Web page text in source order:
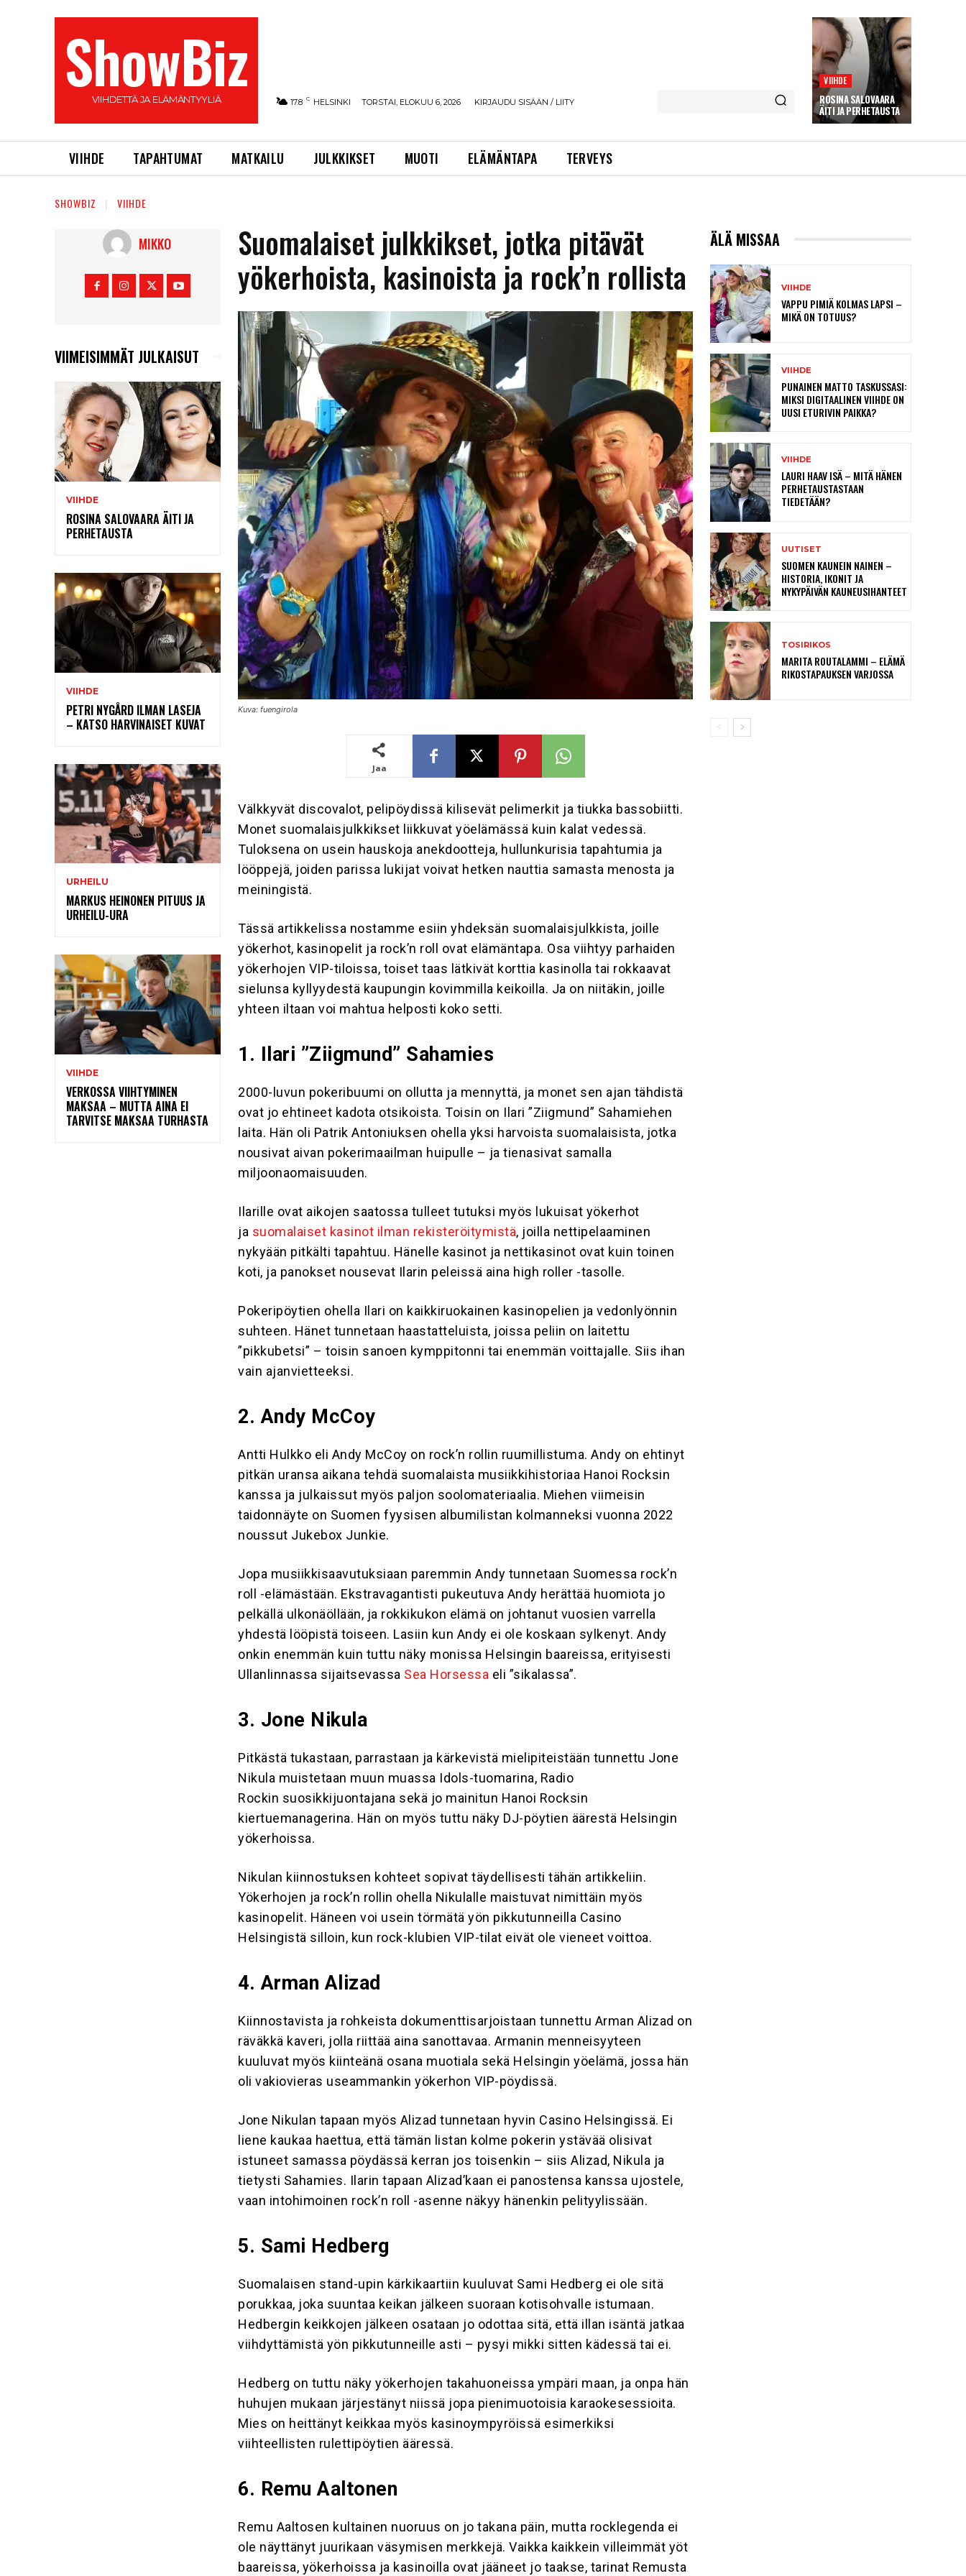
ShowBiz
VIIHDETTÄ JA ELÄMÄNTYYLIÄ 17.8 C HELSINKI TORSTAI, ELOKUU 6, 2026 KIRJAUDU SISÄÄN / LIITY
VIIHDE
ROSINA SALOVAARA
ÄITI JA PERHETAUSTA
VIIHDE TAPAHTUMAT MATKAILU JULKKIKSET MUOTI ELÄMÄNTAPA TERVEYS
SHOWBIZ VIIHDE
MIKKO
VIIMEISIMMÄT JULKAISUT
VIIHDE
ROSINA SALOVAARA ÄITI JA
PERHETAUSTA
VIIHDE
PETRI NYGÅRD ILMAN LASEJA
– KATSO HARVINAISET KUVAT
URHEILU
MARKUS HEINONEN PITUUS JA
URHEILU-URA
VIIHDE
VERKOSSA VIIHTYMINEN
MAKSAA – MUTTA AINA EI
TARVITSE MAKSAA TURHASTA
Suomalaiset julkkikset, jotka pitävät
yökerhoista, kasinoista ja rock’n rollista
Kuva: fuengirola
Jaa
Välkkyvät discovalot, pelipöydissä kilisevät pelimerkit ja tiukka bassobiitti.
Monet suomalaisjulkkikset liikkuvat yöelämässä kuin kalat vedessä.
Tuloksena on usein hauskoja anekdootteja, hullunkurisia tapahtumia ja
lööppejä, joiden parissa lukijat voivat hetken nauttia samasta menosta ja
meiningistä.
Tässä artikkelissa nostamme esiin yhdeksän suomalaisjulkkista, joille
yökerhot, kasinopelit ja rock’n roll ovat elämäntapa. Osa viihtyy parhaiden
yökerhojen VIP-tiloissa, toiset taas lätkivät korttia kasinolla tai rokkaavat
sielunsa kyllyydestä kaupungin kovimmilla keikoilla. Ja on niitäkin, joille
yhteen iltaan voi mahtua helposti koko setti.
1. Ilari ”Ziigmund” Sahamies
2000-luvun pokeribuumi on ollutta ja mennyttä, ja monet sen ajan tähdistä
ovat jo ehtineet kadota otsikoista. Toisin on Ilari ”Ziigmund” Sahamiehen
laita. Hän oli Patrik Antoniuksen ohella yksi harvoista suomalaisista, jotka
nousivat aivan pokerimaailman huipulle – ja tienasivat samalla
miljoonaomaisuuden.
Ilarille ovat aikojen saatossa tulleet tutuksi myös lukuisat yökerhot
ja suomalaiset kasinot ilman rekisteröitymistä, joilla nettipelaaminen
nykyään pitkälti tapahtuu. Hänelle kasinot ja nettikasinot ovat kuin toinen
koti, ja panokset nousevat Ilarin peleissä aina high roller -tasolle.
Pokeripöytien ohella Ilari on kaikkiruokainen kasinopelien ja vedonlyönnin
suhteen. Hänet tunnetaan haastatteluista, joissa peliin on laitettu
”pikkubetsi” – toisin sanoen kymppitonni tai enemmän voittajalle. Siis ihan
vain ajanvietteeksi.
2. Andy McCoy
Antti Hulkko eli Andy McCoy on rock’n rollin ruumillistuma. Andy on ehtinyt
pitkän uransa aikana tehdä suomalaista musiikkihistoriaa Hanoi Rocksin
kanssa ja julkaissut myös paljon soolomateriaalia. Miehen viimeisin
taidonnäyte on Suomen fyysisen albumilistan kolmanneksi vuonna 2022
noussut Jukebox Junkie.
Jopa musiikkisaavutuksiaan paremmin Andy tunnetaan Suomessa rock’n
roll -elämästään. Ekstravagantisti pukeutuva Andy herättää huomiota jo
pelkällä ulkonäöllään, ja rokkikukon elämä on johtanut vuosien varrella
yhdestä lööpistä toiseen. Lasiin kun Andy ei ole koskaan sylkenyt. Andy
onkin enemmän kuin tuttu näky monissa Helsingin baareissa, erityisesti
Ullanlinnassa sijaitsevassa Sea Horsessa eli ”sikalassa”.
3. Jone Nikula
Pitkästä tukastaan, parrastaan ja kärkevistä mielipiteistään tunnettu Jone
Nikula muistetaan muun muassa Idols-tuomarina, Radio
Rockin suosikkijuontajana sekä jo mainitun Hanoi Rocksin
kiertuemanagerina. Hän on myös tuttu näky DJ-pöytien äärestä Helsingin
yökerhoissa.
Nikulan kiinnostuksen kohteet sopivat täydellisesti tähän artikkeliin.
Yökerhojen ja rock’n rollin ohella Nikulalle maistuvat nimittäin myös
kasinopelit. Häneen voi usein törmätä yön pikkutunneilla Casino
Helsingistä silloin, kun rock-klubien VIP-tilat eivät ole vieneet voittoa.
4. Arman Alizad
Kiinnostavista ja rohkeista dokumenttisarjoistaan tunnettu Arman Alizad on
räväkkä kaveri, jolla riittää aina sanottavaa. Armanin menneisyyteen
kuuluvat myös kiinteänä osana muotiala sekä Helsingin yöelämä, jossa hän
oli vakiovieras useammankin yökerhon VIP-pöydissä.
Jone Nikulan tapaan myös Alizad tunnetaan hyvin Casino Helsingissä. Ei
liene kaukaa haettua, että tämän listan kolme pokerin ystävää olisivat
istuneet samassa pöydässä kerran jos toisenkin – siis Alizad, Nikula ja
tietysti Sahamies. Ilarin tapaan Alizad’kaan ei panostensa kanssa ujostele,
vaan intohimoinen rock’n roll -asenne näkyy hänenkin pelityylissään.
5. Sami Hedberg
Suomalaisen stand-upin kärkikaartiin kuuluvat Sami Hedberg ei ole sitä
porukkaa, joka suuntaa keikan jälkeen suoraan kotisohvalle istumaan.
Hedbergin keikkojen jälkeen osataan jo odottaa sitä, että illan isäntä jatkaa
viihdyttämistä yön pikkutunneille asti – pysyi mikki sitten kädessä tai ei.
Hedberg on tuttu näky yökerhojen takahuoneissa ympäri maan, ja onpa hän
huhujen mukaan järjestänyt niissä jopa pienimuotoisia karaokesessioita.
Mies on heittänyt keikkaa myös kasinoympyröissä esimerkiksi
viihteellisten rulettipöytien ääressä.
6. Remu Aaltonen
Remu Aaltosen kultainen nuoruus on jo takana päin, mutta rocklegenda ei
ole näyttänyt juurikaan väsymisen merkkejä. Vaikka kaikkein villeimmät yöt
baareissa, yökerhoissa ja kasinoilla ovat jääneet jo taakse, tarinat Remusta
ÄLÄ MISSAA
VIIHDE
VAPPU PIMIÄ KOLMAS LAPSI –
MIKÄ ON TOTUUS?
VIIHDE
PUNAINEN MATTO TASKUSSASI:
MIKSI DIGITAALINEN VIIHDE ON
UUSI ETURIVIN PAIKKA?
VIIHDE
LAURI HAAV ISÄ – MITÄ HÄNEN
PERHETAUSTASTAAN
TIEDETÄÄN?
UUTISET
SUOMEN KAUNEIN NAINEN –
HISTORIA, IKONIT JA
NYKYPÄIVÄN KAUNEUSIHANTEET
TOSIRIKOS
MARITA ROUTALAMMI – ELÄMÄ
RIKOSTAPAUKSEN VARJOSSA